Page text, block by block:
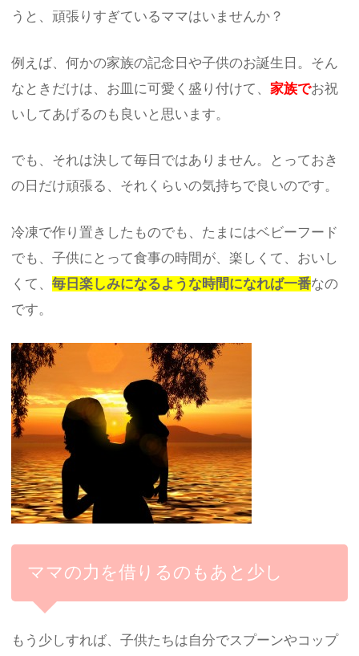
うと、頑張りすぎているママはいませんか？
例えば、何かの家族の記念日や子供のお誕生日。そん
なときだけは、お皿に可愛く盛り付けて、家族でお祝
いしてあげるのも良いと思います。
でも、それは決して毎日ではありません。とっておき
の日だけ頑張る、それくらいの気持ちで良いのです。
冷凍で作り置きしたものでも、たまにはベビーフード
でも、子供にとって食事の時間が、楽しくて、おいし
くて、毎日楽しみになるような時間になれば一番なの
です。
ママの力を借りるのもあと少し
もう少しすれば、子供たちは自分でスプーンやコップ